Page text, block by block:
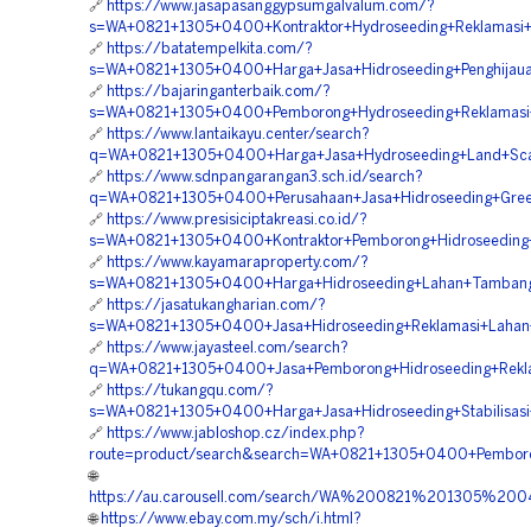
🔗 https://www.jasapasanggypsumgalvalum.com/?
🔗 https://batatempelkita.com/?
🔗 https://bajaringanterbaik.com/?
🔗 https://www.lantaikayu.center/search?
🔗 https://www.sdnpangarangan3.sch.id/search?
🔗 https://www.presisiciptakreasi.co.id/?
🔗 https://www.kayamaraproperty.com/?
🔗 https://jasatukangharian.com/?
🔗 https://www.jayasteel.com/search?
🔗 https://tukangqu.com/?
🔗 https://www.jabloshop.cz/index.php?
route=product/
🌐
https://au.carousell.com/search/
🌐 https://www.ebay.com.my/sch/i.html?